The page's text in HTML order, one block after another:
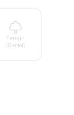
Terrain
(Bientôt)